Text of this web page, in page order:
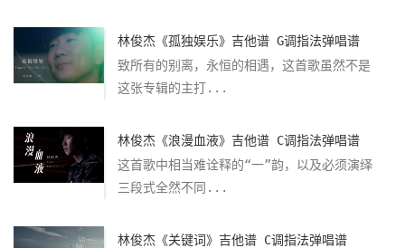
林俊杰《孤独娱乐》吉他谱 G调指法弹唱谱
致所有的别离，永恒的相遇，这首歌虽然不是
这张专辑的主打...
林俊杰《浪漫血液》吉他谱 C调指法弹唱谱
这首歌中相当难诠释的“一”韵，以及必须演绎
三段式全然不同...
林俊杰《关键词》吉他谱 C调指法弹唱谱